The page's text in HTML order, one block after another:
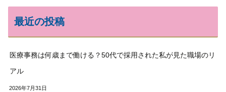
最近の投稿
医療事務は何歳まで働ける？50代で採用された私が見た職場のリ
アル
2026年7月31日